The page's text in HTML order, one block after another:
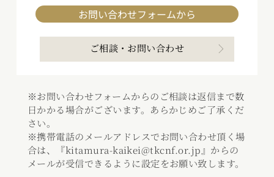
お問い合わせフォームから
ご相談・お問い合わせ
※お問い合わせフォームからのご相談は返信まで数
日かかる場合がございます。あらかじめご了承くだ
さい。
※携帯電話のメールアドレスでお問い合わせ頂く場
合は、『kitamura-kaikei@tkcnf.or.jp』からの
メールが受信できるように設定をお願い致します。